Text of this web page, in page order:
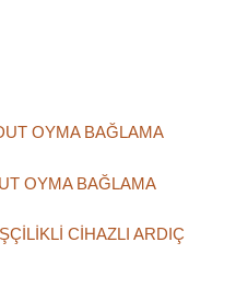
OYMA BAĞLAMA
OYMA BAĞLAMA
CİHAZLI ARDIÇ